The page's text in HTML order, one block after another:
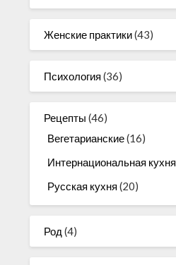
Женские практики(43)
Психология (36)
Рецепты (46)
Вегетарианские(16)
Интернациональная кухня
Русская кухня (20)
Род (4)